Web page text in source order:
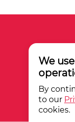
We
By
to our
cookies.